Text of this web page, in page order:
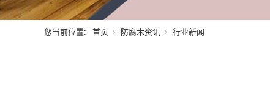
您当前位置: 首页 防腐木资讯 行业新闻